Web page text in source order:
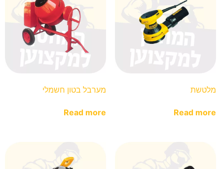
מלטשת
Read more
מערבל בטון חשמלי
Read more